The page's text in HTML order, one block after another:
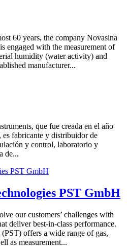
60 years, the company Novasina
engaged with the measurement of
humidity (water activity) and
manufacturer...
que fue creada en el año
es fabricante y distribuidor de
y control, laboratorio y
de...
PST GmbH
our customers’ challenges with
deliver best-in-class performance.
offers a wide range of gas,
as measurement...